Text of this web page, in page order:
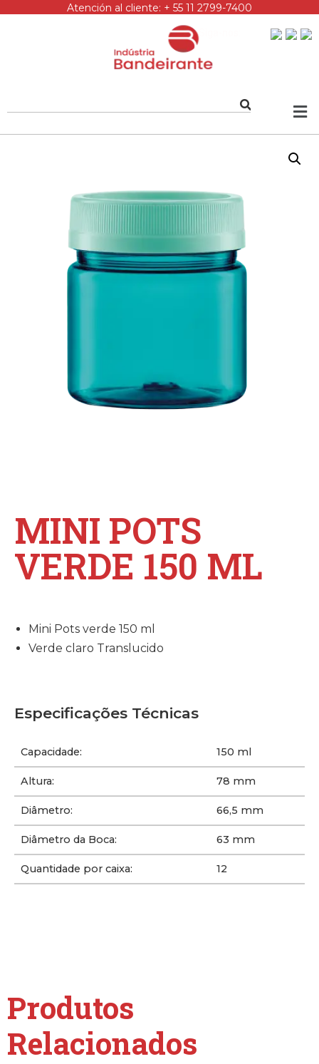
Atención al cliente: + 55 11 2799-7400
MINI POTS
VERDE 150 ML
Mini Pots verde 150 ml
Verde claro Translucido
Especificações Técnicas
Capacidade: 150 ml
Altura: 78 mm
Diâmetro: 66,5 mm
Diâmetro da Boca: 63 mm
Quantidade por caixa: 12
Produtos
Relacionados